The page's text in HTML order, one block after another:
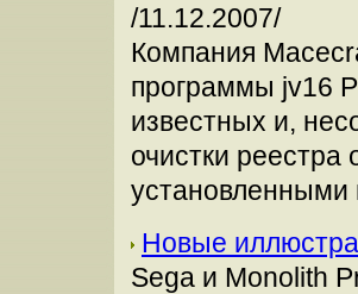
/11.12.2007/
Компания
программы jv16
известных и,
очистки реестра
Новые
Sega и Monolith